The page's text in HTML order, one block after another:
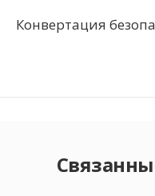
Конвертация